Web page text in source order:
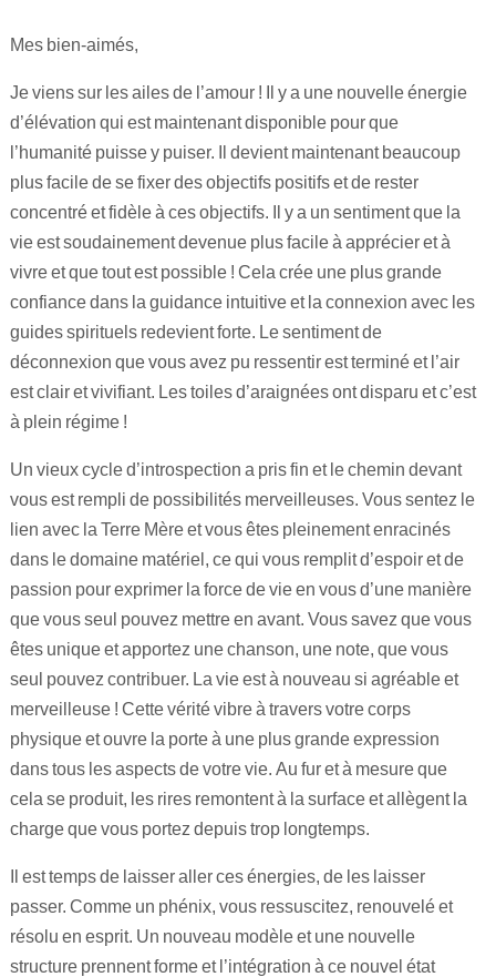
Maitre Hilarion, Maitre du Rayon Vert !
Archange Raphaël rayon émeraude !
Invocation à la flamme de guérison !
Mes bien-aimés,
Je viens sur les ailes de l’amour ! Il y a une nouvelle énergie
d’élévation qui est maintenant disponible pour que
l’humanité puisse y puiser. Il devient maintenant beaucoup
plus facile de se fixer des objectifs positifs et de rester
concentré et fidèle à ces objectifs. Il y a un sentiment que la
vie est soudainement devenue plus facile à apprécier et à
vivre et que tout est possible ! Cela crée une plus grande
confiance dans la guidance intuitive et la connexion avec les
guides spirituels redevient forte. Le sentiment de
déconnexion que vous avez pu ressentir est terminé et l’air
est clair et vivifiant. Les toiles d’araignées ont disparu et c’est
à plein régime !
Un vieux cycle d’introspection a pris fin et le chemin devant
vous est rempli de possibilités merveilleuses. Vous sentez le
lien avec la Terre Mère et vous êtes pleinement enracinés
dans le domaine matériel, ce qui vous remplit d’espoir et de
passion pour exprimer la force de vie en vous d’une manière
que vous seul pouvez mettre en avant. Vous savez que vous
êtes unique et apportez une chanson, une note, que vous
seul pouvez contribuer. La vie est à nouveau si agréable et
merveilleuse ! Cette vérité vibre à travers votre corps
physique et ouvre la porte à une plus grande expression
dans tous les aspects de votre vie. Au fur et à mesure que
cela se produit, les rires remontent à la surface et allègent la
charge que vous portez depuis trop longtemps.
Il est temps de laisser aller ces énergies, de les laisser
passer. Comme un phénix, vous ressuscitez, renouvelé et
résolu en esprit. Un nouveau modèle et une nouvelle
structure prennent forme et l’intégration à ce nouvel état